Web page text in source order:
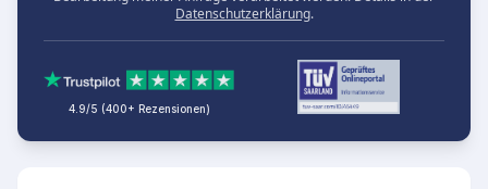
Datenschutzerklärung.
4.9/5 (400+ Rezensionen)